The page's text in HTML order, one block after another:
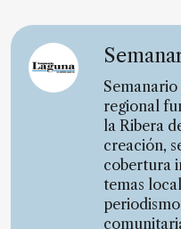
regional
la Ribera
creación,
cobertura
temas